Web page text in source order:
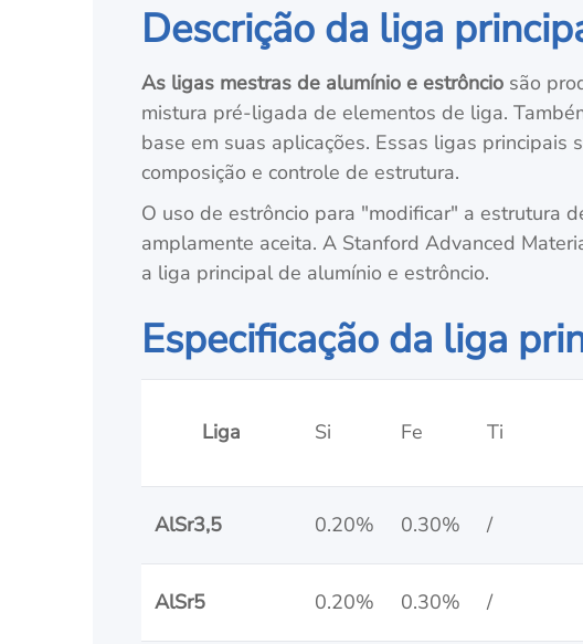
Descrição da liga
As ligas mestras de alumínio e estrôncio são
mistura pré-ligada de elementos de liga.
base em suas aplicações. Essas ligas
composição e controle de estrutura.
O uso de estrôncio para "modificar" a estrutura
amplamente aceita. A Stanford Advanced
a liga principal de alumínio e estrôncio.
Especificação da liga
Liga Si Fe Ti
AlSr3,5 0.20% 0.30% /
AlSr5 0.20% 0.30% /